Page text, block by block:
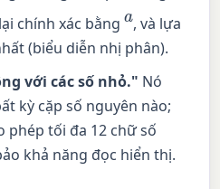
chính xác bằnga, và lựa
(biểu diễn nhị phân).
với các số nhỏ." Nó
kỳ cặp số nguyên nào;
phép tối đa 12 chữ số
khả năng đọc hiển thị.